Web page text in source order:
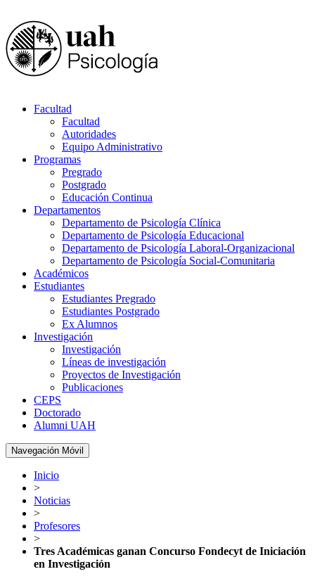
Facultad
Facultad
Autoridades
Equipo Administrativo
Programas
Pregrado
Postgrado
Educación Continua
Departamentos
Departamento de Psicología Clínica
Departamento de Psicología Educacional
Departamento de Psicología Laboral-Organizacional
Departamento de Psicología Social-Comunitaria
Académicos
Estudiantes
Estudiantes Pregrado
Estudiantes Postgrado
Ex Alumnos
Investigación
Investigación
Líneas de investigación
Proyectos de Investigación
Publicaciones
CEPS
Doctorado
Alumni UAH
Navegación Móvil
Inicio
>
Noticias
>
Profesores
>
Tres Académicas ganan Concurso Fondecyt de Iniciación
en Investigación